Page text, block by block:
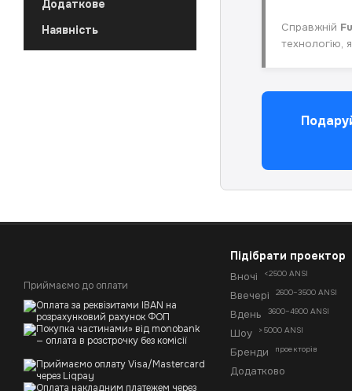
Справжній
технологію,
Додаткове
Наявність
Приймаємо до оплати
Підібрати проектор
Вночі <2500 ANSI
Ввечері 2600–3500 ANSI
Вдень 3600–4900 ANSI
Шоу >5000 ANSI
Бренди проекторів
Додатково